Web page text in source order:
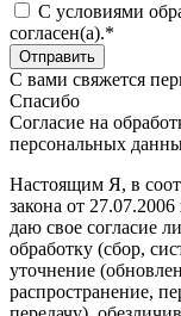
C условиями
согласен(а).*
С вами свяжется
Спасибо
Согласие на
персональных
Настоящим Я, в
закона от
даю свое согласие
обработку (сбор,
уточнение
распространение,